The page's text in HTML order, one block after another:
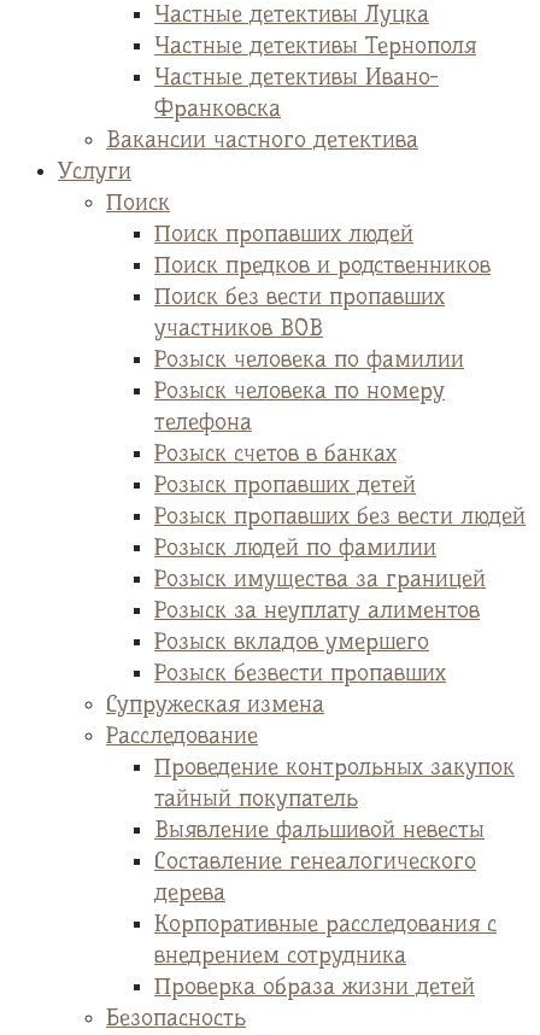
Частные детективы Луцка
Частные детективы Тернополя
Частные детективы Ивано-
Франковска
Вакансии частного детектива
Услуги
Поиск
Поиск пропавших людей
Поиск предков и родственников
Поиск без вести пропавших
участников ВОВ
Розыск человека по фамилии
Розыск человека по номеру
телефона
Розыск счетов в банках
Розыск пропавших детей
Розыск пропавших без вести людей
Розыск людей по фамилии
Розыск имущества за границей
Розыск за неуплату алиментов
Розыск вкладов умершего
Розыск безвести пропавших
Супружеская измена
Расследование
Проведение контрольных закупок
тайный покупатель
Выявление фальшивой невесты
Cоставление генеалогического
дерева
Корпоративные расследования с
внедрением сотрудника
Проверка образа жизни детей
Безопасность